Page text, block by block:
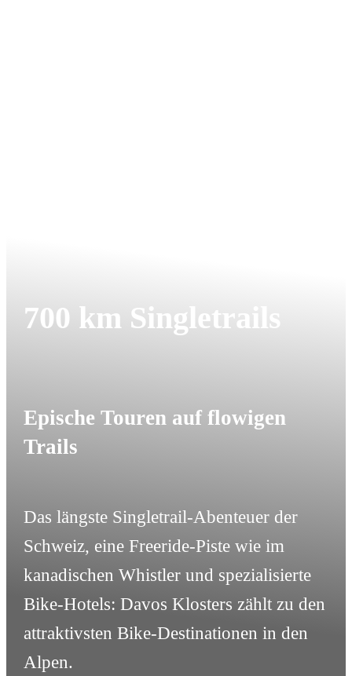
700 km Singletrails
Epische Touren auf flowigen
Trails
Das längste Singletrail-Abenteuer der
Schweiz, eine Freeride-Piste wie im
kanadischen Whistler und spezialisierte
Bike-Hotels: Davos Klosters zählt zu den
attraktivsten Bike-Destinationen in den
Alpen.